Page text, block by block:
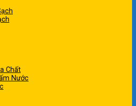
Chất
Nước